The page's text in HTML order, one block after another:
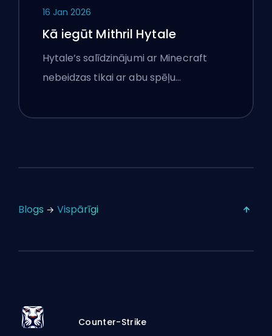
16 Jan 2026
Kā iegūt Mithril Hytale
Hytale’s salīdzinājumi ar Minecraft
nebeidzas tikai ar abu spēļu…
Blogs Vispārīgi
Counter-Strike